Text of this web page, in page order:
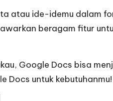
atau ide-idemu dalam
beragam fitur
Google Docs bisa
Docs untuk kebutuhanmu!